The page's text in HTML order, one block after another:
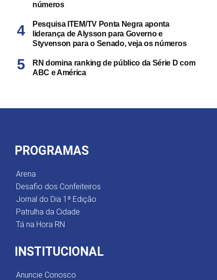
números
Pesquisa ITEM/TV Ponta Negra aponta
liderança de Alysson para Governo e
Styvenson para o Senado, veja os números
RN domina ranking de público da Série D com
ABC e América
PROGRAMAS
Arena
Desafio dos Confeiteiros
Jornal do Dia 1ª Edição
Patrulha da Cidade
Tá na Hora RN
INSTITUCIONAL
Anuncie Conosco